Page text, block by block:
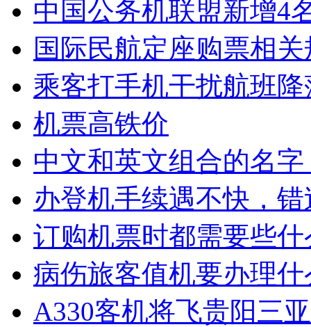
中国公务机联盟新增4
国际民航定座购票相
乘客打手机干扰航班
机票高铁价
中文和英文组合的名
办登机手续遇不快，
订购机票时都需要些
病伤旅客值机要办理
A330客机将飞贵阳三